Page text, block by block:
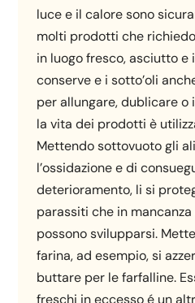
luce e il calore sono
molti prodotti che
in luogo fresco, asciutto
conserve e i sotto’oli
per allungare, dublicare
la vita dei prodotti è
Mettendo sottovuoto gli
l’ossidazione e di
deterioramento, li si
parassiti che in
possono svilupparsi.
farina, ad esempio, si
buttare per le farfalline.
freschi in eccesso é un